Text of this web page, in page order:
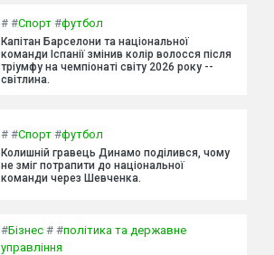
# #Спорт #футбол
Капітан Барселони та національної
команди Іспанії змінив колір волосся після
тріумфу на чемпіонаті світу 2026 року --
світлина.
# #Спорт #футбол
Колишній гравець Динамо поділився, чому
не зміг потрапити до національної
команди через Шевченка.
#Бізнес # #політика та державне
управління